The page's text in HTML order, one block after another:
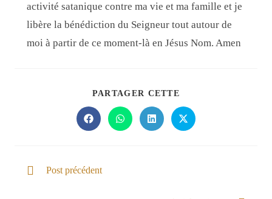
activité satanique contre ma vie et ma famille et je
libère la bénédiction du Seigneur tout autour de
moi à partir de ce moment-là en Jésus Nom. Amen
PARTAGER CETTE
Post précédent